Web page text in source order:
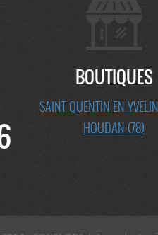
BOUTIQUES
SAINT QUENTIN EN
HOUDAN (78)